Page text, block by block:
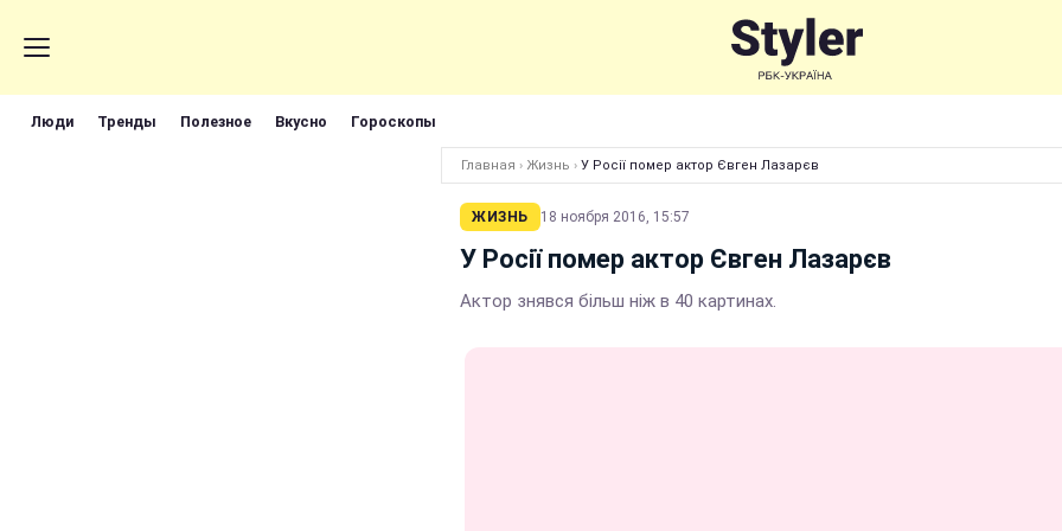
Люди Тренды Полезное Вкусно Гороскопы
Главная › Жизнь › У Росії помер актор Євген Лазарєв
ЖИЗНЬ 18 ноября 2016, 15:57
У Росії помер актор Євген Лазарєв
Актор знявся більш ніж в 40 картинах.